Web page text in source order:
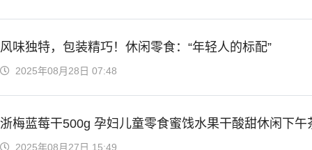
风味独特，包装精巧！休闲零食：“年轻人的标配”
2025年08月28日 07:48
浙梅蓝莓干500g 孕妇儿童零食蜜饯水果干酸甜休闲下午
2025年08月27日 15:49